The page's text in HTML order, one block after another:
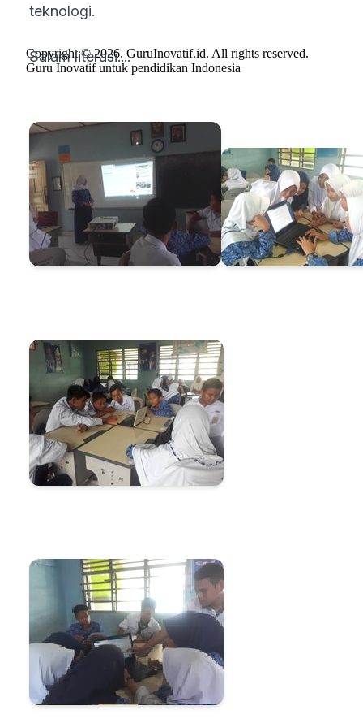
teknologi.
Salam literasi....
Copyright © 2026. GuruInovatif.id. All rights reserved.
Guru Inovatif untuk pendidikan Indonesia